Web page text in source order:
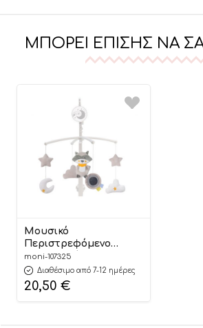
ΜΠΟΡΕΊ ΕΠΊΣΗΣ ΝΑ
Μουσικό
Περιστρεφόμενο
Κρεβατιού Dreamy
Beige 63605 0m+
3800146264727 –
Cangaroo
moni-107325
Διαθέσιμο από 7-12 ημέρες
20,50 €